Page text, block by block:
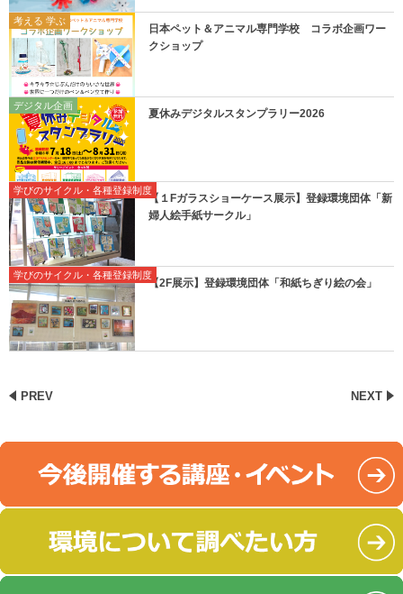
考える 学ぶ
日本ペット＆アニマル専門学校 コラボ企画ワー
クショップ
デジタル企画
夏休みデジタルスタンプラリー2026
学びのサイクル・各種登録制度
【１Fガラスショーケース展示】登録環境団体「新
婦人絵手紙サークル」
学びのサイクル・各種登録制度
【2F展示】登録環境団体「和紙ちぎり絵の会」
PREV NEXT